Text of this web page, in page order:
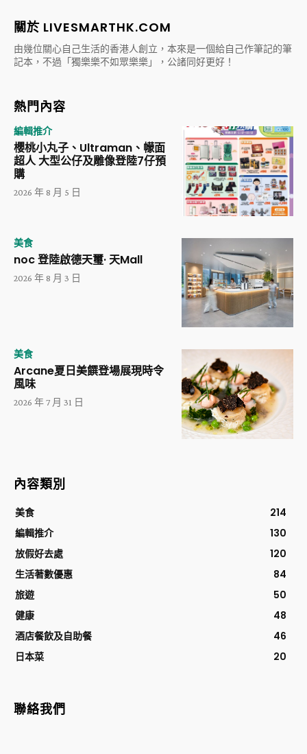
關於 LIVESMARTHK.COM
由幾位關心自己生活的香港人創立，本來是一個給自己作筆記的筆
記本，不過「獨樂樂不如眾樂樂」，公諸同好更好！
熱門內容
編輯推介
櫻桃小丸子、Ultraman、幪面
超人 大型公仔及雕像登陸7仔預
購
2026 年 8 月 5 日
美食
noc 登陸啟德天璽· 天Mall
2026 年 8 月 3 日
美食
Arcane夏日美饌登場展現時令
風味
2026 年 7 月 31 日
內容類別
美食
214
編輯推介
130
放假好去處
120
生活著數優惠
84
旅遊
50
健康
48
酒店餐飲及自助餐
46
日本菜
20
聯絡我們